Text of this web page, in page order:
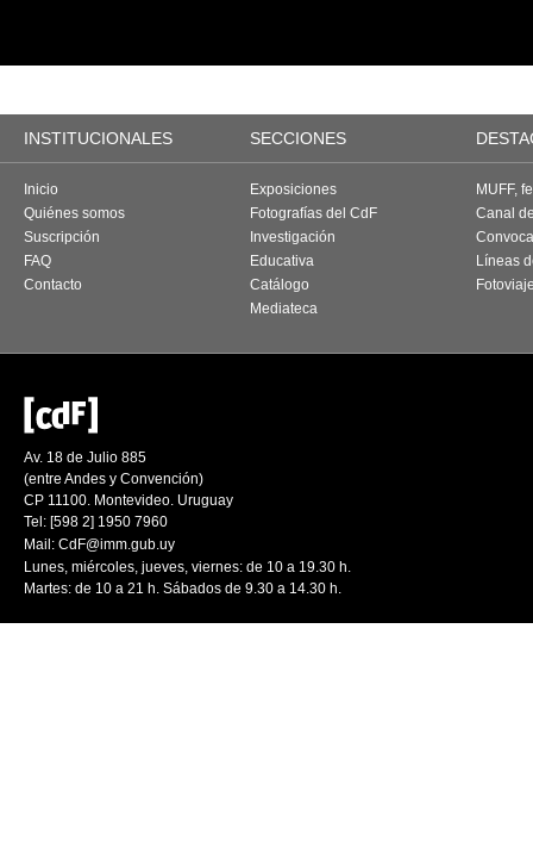
INSTITUCIONALES SECCIONES
Inicio
Quiénes somos
Suscripción
FAQ
Contacto
Exposiciones
Fotografías del CdF
Investigación
Educativa
Catálogo
Mediateca
MUFF,
Canal
Líneas
Av. 18 de Julio 885
(entre Andes y Convención)
CP 11100. Montevideo. Uruguay
Tel: [598 2] 1950 7960
Mail: CdF@imm.gub.uy
Lunes, miércoles, jueves, viernes: de 10 a 19.30 h.
Martes: de 10 a 21 h. Sábados de 9.30 a 14.30 h.